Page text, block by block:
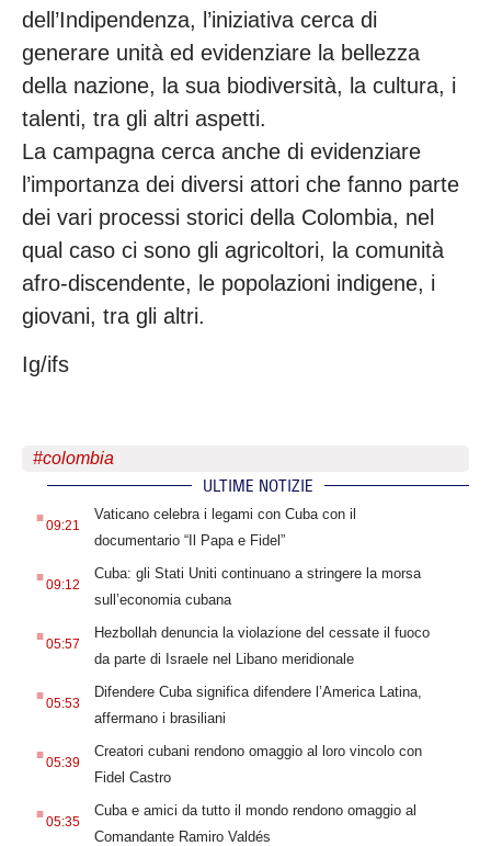
dell’Indipendenza, l’iniziativa cerca di
generare unità ed evidenziare la bellezza
della nazione, la sua biodiversità, la cultura, i
talenti, tra gli altri aspetti.
La campagna cerca anche di evidenziare
l’importanza dei diversi attori che fanno parte
dei vari processi storici della Colombia, nel
qual caso ci sono gli agricoltori, la comunità
afro-discendente, le popolazioni indigene, i
giovani, tra gli altri.
Ig/ifs
#colombia
ULTIME NOTIZIE
.09:21
Vaticano celebra i legami con Cuba con il
documentario “Il Papa e Fidel”
.09:12
Cuba: gli Stati Uniti continuano a stringere la morsa
sull’economia cubana
.05:57
Hezbollah denuncia la violazione del cessate il fuoco
da parte di Israele nel Libano meridionale
.05:53
Difendere Cuba significa difendere l’America Latina,
affermano i brasiliani
.05:39
Creatori cubani rendono omaggio al loro vincolo con
Fidel Castro
.05:35
Cuba e amici da tutto il mondo rendono omaggio al
Comandante Ramiro Valdés